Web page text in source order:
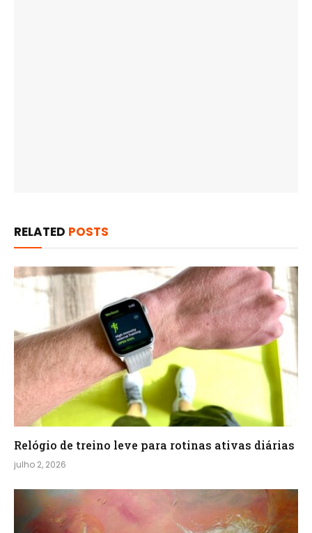
RELATED POSTS
Relógio de treino​ leve para rotinas ativas diárias
julho 2, 2026